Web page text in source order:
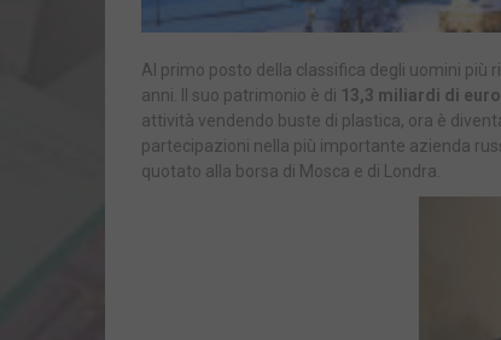
Al primo posto della classifica degli uomini più
anni. Il suo patrimonio è di 13,3 miliardi di
attività vendendo buste di plastica, ora è
partecipazioni nella più importante azienda
quotato alla borsa di Mosca e di Londra.